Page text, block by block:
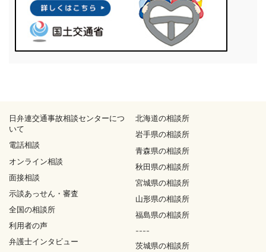
日弁連交通事故相談センターにつ
いて
電話相談
オンライン相談
面接相談
示談あっせん・審査
全国の相談所
利用者の声
弁護士インタビュー
北海道の相談所
岩手県の相談所
青森県の相談所
秋田県の相談所
宮城県の相談所
山形県の相談所
福島県の相談所
----
茨城県の相談所